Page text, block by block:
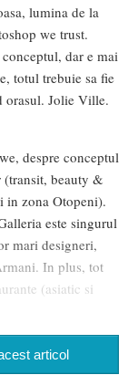
lumina de la
we trust.
dar e mai
totul trebuie sa fie
orasul. Jolie Ville.
despre conceptul
(transit, beauty &
in zona Otopeni).
este singurul
mari designeri,
In plus, tot
(asiatic si
articol